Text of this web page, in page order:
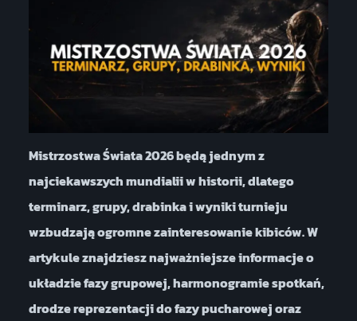
Mistrzostwa Świata 2026 będą jednym z
najciekawszych mundialii w historii, dlatego
terminarz, grupy, drabinka i wyniki turnieju
wzbudzają ogromne zainteresowanie kibiców. W
artykule znajdziesz najważniejsze informacje o
układzie fazy grupowej, harmonogramie spotkań,
drodze reprezentacji do fazy pucharowej oraz